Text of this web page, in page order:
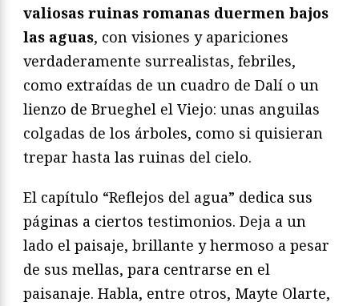
valiosas ruinas romanas duermen bajos
las aguas, con visiones y apariciones
verdaderamente surrealistas, febriles,
como extraídas de un cuadro de Dalí o un
lienzo de Brueghel el Viejo: unas anguilas
colgadas de los árboles, como si quisieran
trepar hasta las ruinas del cielo.
El capítulo “Reflejos del agua” dedica sus
páginas a ciertos testimonios. Deja a un
lado el paisaje, brillante y hermoso a pesar
de sus mellas, para centrarse en el
paisanaje. Habla, entre otros, Mayte Olarte,